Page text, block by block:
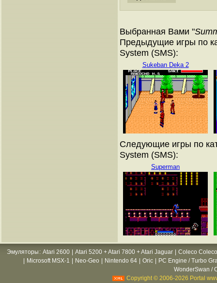
Выбранная Вами "
Предыдущие игры по
System (SMS):
Sukeban Deka 2
Следующие игры по
System (SMS):
Superman
Эмуляторы : Atari 2600 Atari 5200 + Atari 7800 + Atari Jaguar
Coleco
Microsoft MSX-1 Neo-Geo Nintendo 64 Oric
PC Engine / Turbo
WonderSwan /
Copyright © 2006-2026 Portal